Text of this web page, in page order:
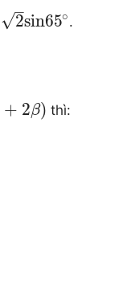
2
–
√ sin65∘.
+ 2β) thì: